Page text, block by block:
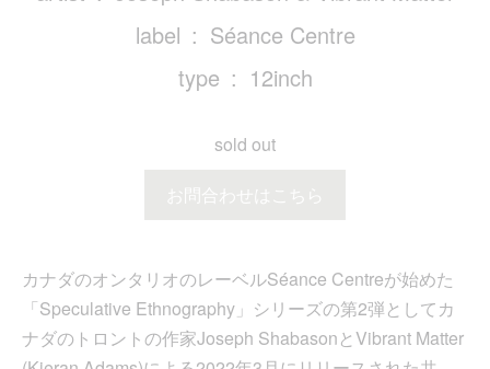
label
Séance Centre
type
12inch
sold out
お問合わせはこちら
カナダのオンタリオのレーベルSéance Centreが始めた
「Speculative Ethnography」シリーズの第2弾としてカ
ナダのトロントの作家Joseph ShabasonとVibrant Matter